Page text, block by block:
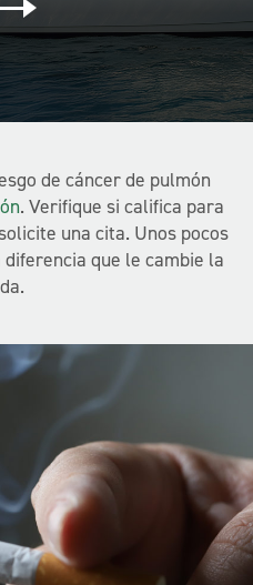
de cáncer de pulmón
. Verifique si califica para
una cita. Unos pocos
que le cambie la